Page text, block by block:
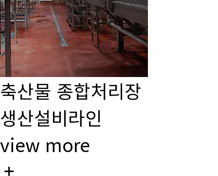
축산물 종합처리장
생산설비라인
view more